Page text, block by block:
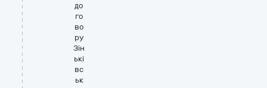
до
го
во
ру
Зін
ькі
вс
ьк